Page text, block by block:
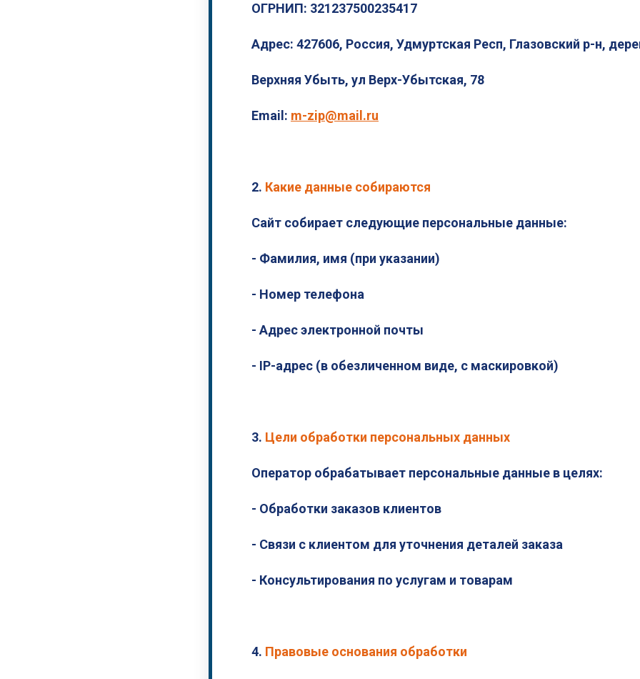
ОГРНИП: 321237500235417
Адрес: 427606, Россия, Удмуртская Респ, Глазовский р-н,
Верхняя Убыть, ул Верх-Убытская, 78
Email: m-zip@mail.ru
2. Какие данные собираются
Сайт собирает следующие персональные данные:
- Фамилия, имя (при указании)
- Номер телефона
- Адрес электронной почты
- IP-адрес (в обезличенном виде, с маскировкой)
3. Цели обработки персональных данных
Оператор обрабатывает персональные данные в целях:
- Обработки заказов клиентов
- Связи с клиентом для уточнения деталей заказа
- Консультирования по услугам и товарам
4. Правовые основания обработки